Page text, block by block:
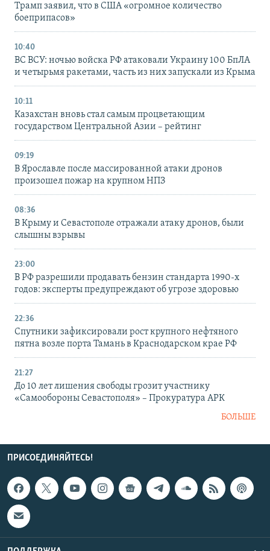
Трамп заявил, что в США «огромное количество
боеприпасов»
10:40
ВС ВСУ: ночью войска РФ атаковали Украину 100 БпЛА
и четырьмя ракетами, часть из них запускали из Крыма
10:11
Казахстан вновь стал самым процветающим
государством Центральной Азии – рейтинг
09:19
В Ярославле после массированной атаки дронов
произошел пожар на крупном НПЗ
08:36
В Крыму и Севастополе отражали атаку дронов, были
слышны взрывы
23:00
В РФ разрешили продавать бензин стандарта 1990-х
годов: эксперты предупреждают об угрозе здоровью
22:36
Спутники зафиксировали рост крупного нефтяного
пятна возле порта Тамань в Краснодарском крае РФ
21:27
До 10 лет лишения свободы грозит участнику
«Самообороны Севастополя» – Прокуратура АРК
БОЛЬШЕ
ПРИСОЕДИНЯЙТЕСЬ!